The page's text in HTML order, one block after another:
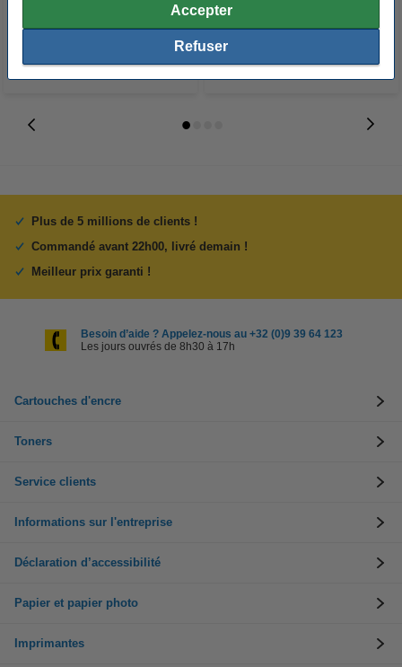
Accepter
Refuser
Plus de 5 millions de clients !
Commandé avant 22h00, livré demain !
Meilleur prix garanti !
Besoin d’aide ? Appelez-nous au +32 (0)9 39 64 123
Les jours ouvrés de 8h30 à 17h
Cartouches d'encre
Toners
Service clients
Informations sur l'entreprise
Déclaration d’accessibilité
Papier et papier photo
Imprimantes